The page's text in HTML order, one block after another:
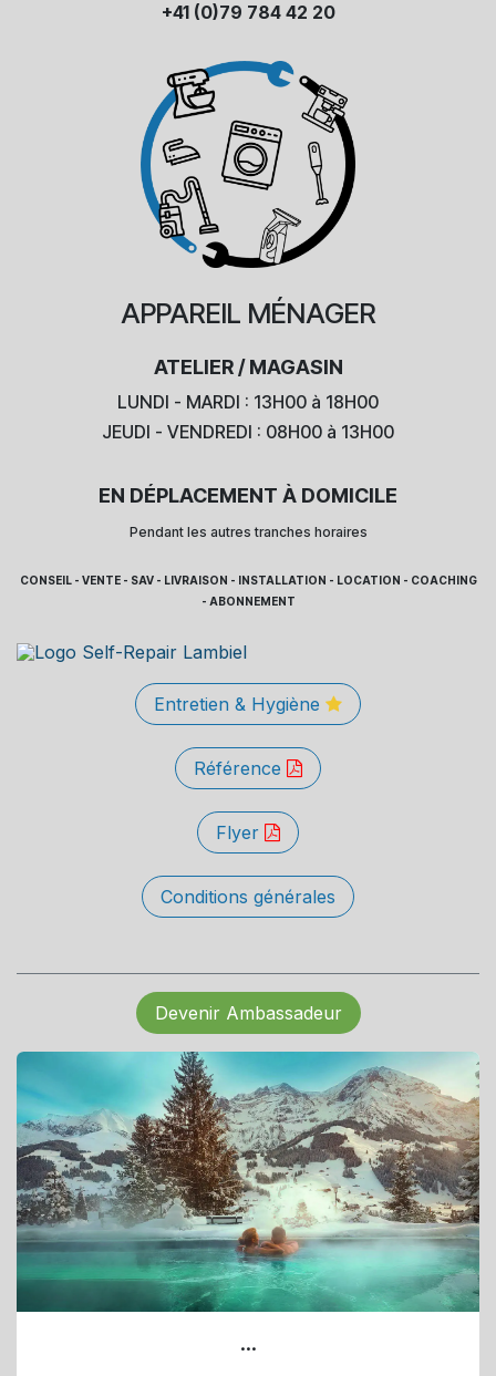
+41 (0)79 784 42 20
APPAREIL MÉNAGER
ATELIER / MAGASIN
LUNDI - MARDI : 13H00 à 18H00
JEUDI - VENDREDI : 08H00 à 13H00
EN DÉPLACEMENT À DOMICILE
Pendant les autres tranches horaires
CONSEIL - VENTE - SAV - LIVRAISON - INSTALLATION - LOCATION - COACHING
- ABONNEMENT
Entretien & Hygiène
Référence
Flyer
Conditions générales
Devenir Ambassadeur
...